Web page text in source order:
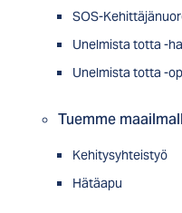
SOS-
Unelmista totta -
Unelmista totta -
Tuemme
Kehitysyhteistyö
Hätäapu